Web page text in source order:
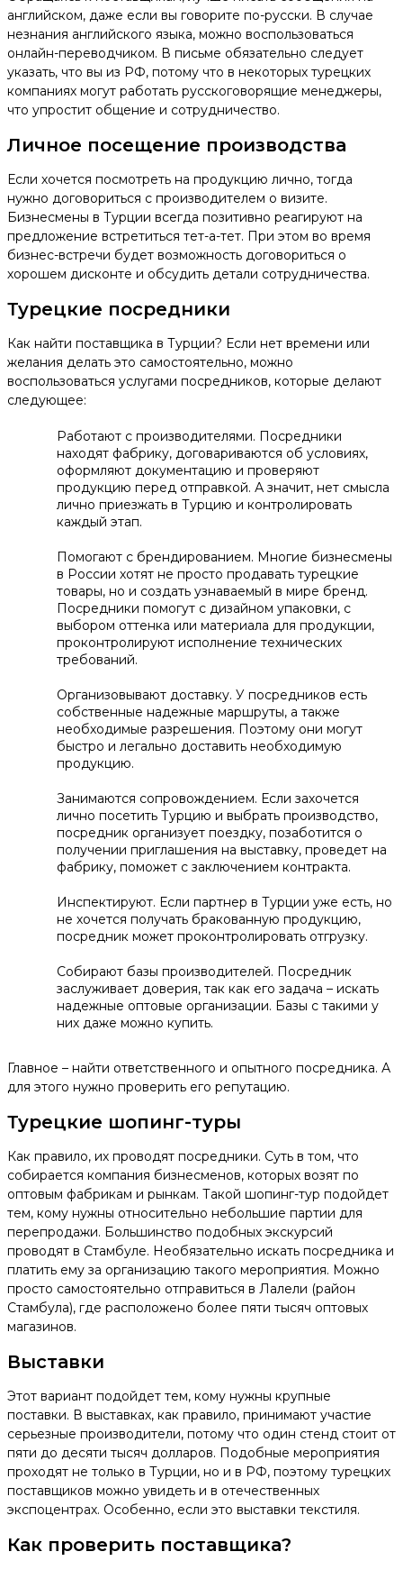
английском, даже если вы говорите по-русски. В случае
незнания английского языка, можно воспользоваться
онлайн-переводчиком. В письме обязательно следует
указать, что вы из РФ, потому что в некоторых турецких
компаниях могут работать русскоговорящие менеджеры,
что упростит общение и сотрудничество.
Личное посещение производства
Если хочется посмотреть на продукцию лично, тогда
нужно договориться с производителем о визите.
Бизнесмены в Турции всегда позитивно реагируют на
предложение встретиться тет-а-тет. При этом во время
бизнес-встречи будет возможность договориться о
хорошем дисконте и обсудить детали сотрудничества.
Турецкие посредники
Как найти поставщика в Турции? Если нет времени или
желания делать это самостоятельно, можно
воспользоваться услугами посредников, которые делают
следующее:
Работают с производителями. Посредники
находят фабрику, договариваются об условиях,
оформляют документацию и проверяют
продукцию перед отправкой. А значит, нет смысла
лично приезжать в Турцию и контролировать
каждый этап.
Помогают с брендированием. Многие бизнесмены
в России хотят не просто продавать турецкие
товары, но и создать узнаваемый в мире бренд.
Посредники помогут с дизайном упаковки, с
выбором оттенка или материала для продукции,
проконтролируют исполнение технических
требований.
Организовывают доставку. У посредников есть
собственные надежные маршруты, а также
необходимые разрешения. Поэтому они могут
быстро и легально доставить необходимую
продукцию.
Занимаются сопровождением. Если захочется
лично посетить Турцию и выбрать производство,
посредник организует поездку, позаботится о
получении приглашения на выставку, проведет на
фабрику, поможет с заключением контракта.
Инспектируют. Если партнер в Турции уже есть, но
не хочется получать бракованную продукцию,
посредник может проконтролировать отгрузку.
Собирают базы производителей. Посредник
заслуживает доверия, так как его задача – искать
надежные оптовые организации. Базы с такими у
них даже можно купить.
Главное – найти ответственного и опытного посредника. А
для этого нужно проверить его репутацию.
Турецкие шопинг-туры
Как правило, их проводят посредники. Суть в том, что
собирается компания бизнесменов, которых возят по
оптовым фабрикам и рынкам. Такой шопинг-тур подойдет
тем, кому нужны относительно небольшие партии для
перепродажи. Большинство подобных экскурсий
проводят в Стамбуле. Необязательно искать посредника и
платить ему за организацию такого мероприятия. Можно
просто самостоятельно отправиться в Лалели (район
Стамбула), где расположено более пяти тысяч оптовых
магазинов.
Выставки
Этот вариант подойдет тем, кому нужны крупные
поставки. В выставках, как правило, принимают участие
серьезные производители, потому что один стенд стоит от
пяти до десяти тысяч долларов. Подобные мероприятия
проходят не только в Турции, но и в РФ, поэтому турецких
поставщиков можно увидеть и в отечественных
экспоцентрах. Особенно, если это выставки текстиля.
Как проверить поставщика?